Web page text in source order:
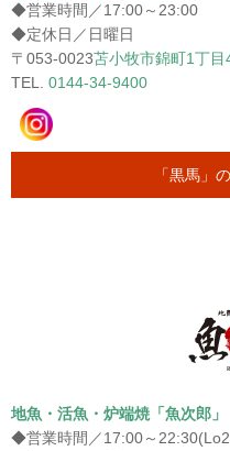
◆営業時間／17:00～23:00
◆定休日／日曜日
〒053-0023苫小牧市錦町1丁目
TEL. 0144-34-9400
「黒馬」
地魚・活魚・炉端焼「魚次郎」
◆営業時間／17:00～